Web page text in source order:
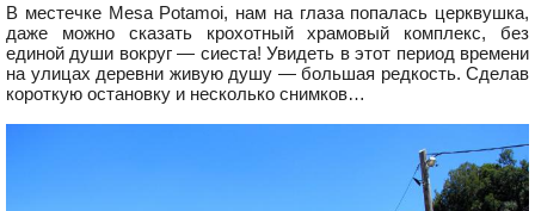
В местечке Mesa Potamoi, нам на глаза попалась церквушка,
даже можно сказать крохотный храмовый комплекс, без
единой души вокруг — сиеста! Увидеть в этот период времени
на улицах деревни живую душу — большая редкость. Сделав
короткую остановку и несколько снимков…